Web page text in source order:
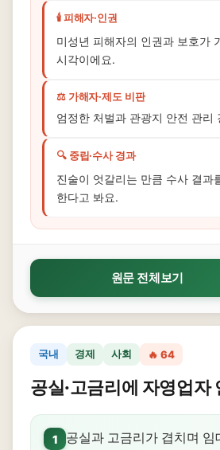
🕯️ 피해자·인권
미성년 피해자의 인권과 보호가
시각이에요.
⚖️ 가해자·제도 비판
엄정한 처벌과 관광지 안전 관리
🔍 중립·수사 경과
진술이 엇갈리는 만큼 수사 결과
한다고 봐요.
원문 전체보기
국내 경제 사회 🔥 64
공실·고금리에 자영업자
1
공실과 고금리가 겹치며 임